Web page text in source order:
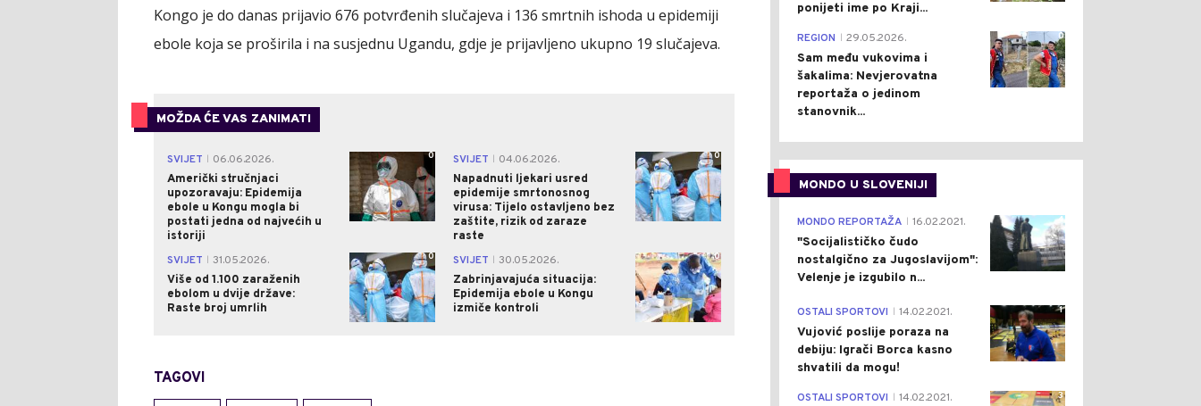
Kongo je do danas prijavio 676 potvrđenih slučajeva i 136 smrtnih ishoda u epidemiji
ebole koja se proširila i na susjednu Ugandu, gdje je prijavljeno ukupno 19 slučajeva.
MOŽDA ĆE VAS ZANIMATI
SVIJET
06.06.2026.
Američki stručnjaci
upozoravaju: Epidemija
ebole u Kongu mogla bi
postati jedna od najvećih u
istoriji
0 SVIJET
04.06.2026.
Napadnuti ljekari usred
epidemije smrtonosnog
virusa: Tijelo ostavljeno bez
zaštite, rizik od zaraze
raste
0
SVIJET
31.05.2026.
Više od 1.100 zaraženih
ebolom u dvije države:
Raste broj umrlih
0 SVIJET
30.05.2026.
Zabrinjavajuća situacija:
Epidemija ebole u Kongu
izmiče kontroli
0
TAGOVI
ponijeti ime po Kraji...
0
REGION 29.05.2026.
Sam među vukovima i
šakalima: Nevjerovatna
reportaža o jedinom
stanovnik...
MONDO U SLOVENIJI
4
MONDO REPORTAŽA 16.02.2021.
"Socijalističko čudo
nostalgično za Jugoslavijom":
Velenje je izgubilo n...
1
OSTALI SPORTOVI 14.02.2021.
Vujović poslije poraza na
debiju: Igrači Borca kasno
shvatili da mogu!
3
OSTALI SPORTOVI 14.02.2021.